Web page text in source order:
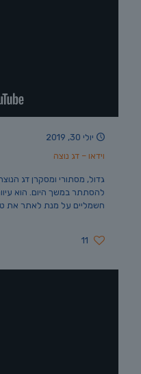
יולי 30, 2019
וידאו – דג נוצה
גדול, מסתורי ומסקרן דג
להסתתר במשך היום. הוא
חשמליים על מנת לאתר את
11